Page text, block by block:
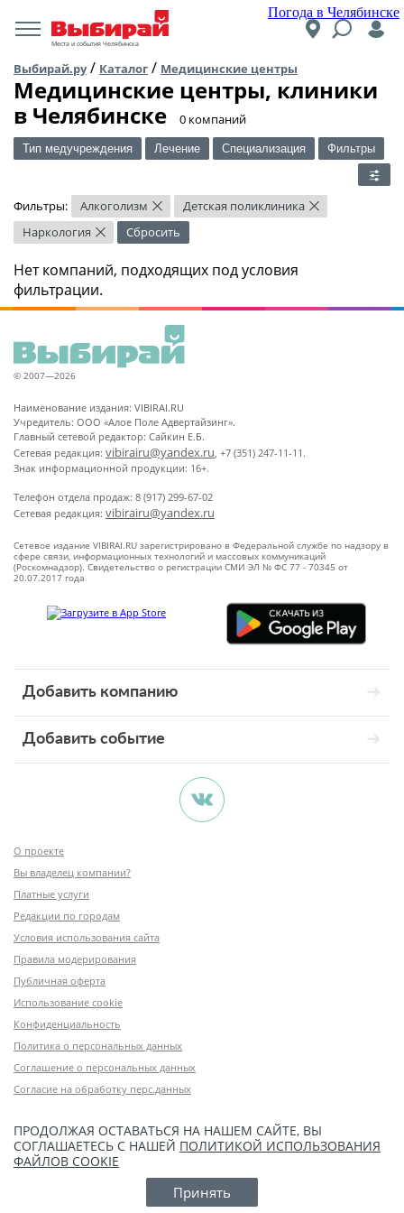
Погода в Челябинске
Места и события Челябинска
Выбирай.ру/ Каталог / Медицинские центры
Медицинские центры, клиники
в Челябинске
​0 компаний
Тип медучреждения Лечение Специализация Фильтры
Фильтры: Алкоголизм × Детская поликлиника ×
Наркология × Сбросить
Нет компаний, подходящих под условия
фильтрации.
© 2007—2026
Наименование издания: VIBIRAI.RU
Учредитель: ООО «Алое Поле Адвертайзинг».
Главный сетевой редактор: Сайкин Е.Б.
Сетевая редакция: vibirairu@yandex.ru, +7 (351) 247-11-11.
Знак информационной продукции: 16+.
Телефон отдела продаж: 8 (917) 299-67-02
Сетевая редакция: vibirairu@yandex.ru
Сетевое издание VIBIRAI.RU зарегистрировано в Федеральной службе по надзору в
сфере связи, информационных технологий и массовых коммуникаций
(Роскомнадзор). Свидетельство о регистрации СМИ ЭЛ № ФС 77 - 70345 от
20.07.2017 года
Добавить компанию
Добавить событие
О проекте
Вы владелец компании?
Платные услуги
Редакции по городам
Условия использования сайта
Правила модерирования
Публичная оферта
Использование cookie
Конфиденциальность
Политика о персональных данных
Соглашение о персональных данных
Согласие на обработку перс.данных
ПРОДОЛЖАЯ ОСТАВАТЬСЯ НА НАШЕМ САЙТЕ, ВЫ
СОГЛАШАЕТЕСЬ С НАШЕЙ ПОЛИТИКОЙ ИСПОЛЬЗОВАНИЯ
ФАЙЛОВ COOKIE
Принять